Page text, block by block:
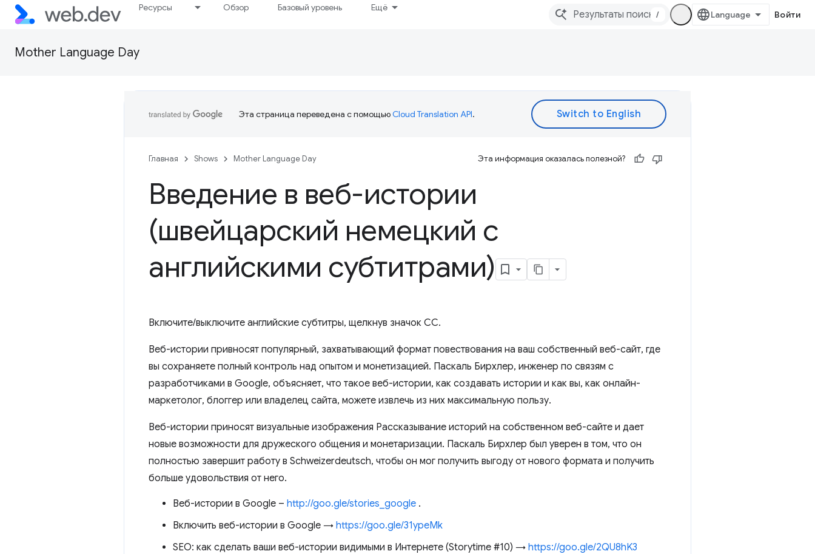
Ресурсы Обзор Базовый уровень Ещё
/ Войти
Mother Language Day
Эта страница переведена с помощьюCloud Translation API.
Главная Shows Mother Language Day Эта информация оказалась полезной?
Введение в веб-истории
(швейцарский немецкий с
английскими субтитрами)
Включите/выключите английские субтитры, щелкнув значок CC.
Веб-истории привносят популярный, захватывающий формат повествования на ваш собственный веб-сайт, где
вы сохраняете полный контроль над опытом и монетизацией. Паскаль Бирхлер, инженер по связям с
разработчиками в Google, объясняет, что такое веб-истории, как создавать истории и как вы, как онлайн-
маркетолог, блоггер или владелец сайта, можете извлечь из них максимальную пользу.
Веб-истории приносят визуальные изображения Рассказывание историй на собственном веб-сайте и дает
новые возможности для дружеского общения и монетаризации. Паскаль Бирхлер был уверен в том, что он
полностью завершит работу в Schweizerdeutsch, чтобы он мог получить выгоду от нового формата и получить
больше удовольствия от него.
Веб-истории в Google – http://goo.gle/stories_google .
Включить веб-истории в Google → https://goo.gle/31ypeMk
SEO: как сделать ваши веб-истории видимыми в Интернете (Storytime #10) → https://goo.gle/2QU8hK3